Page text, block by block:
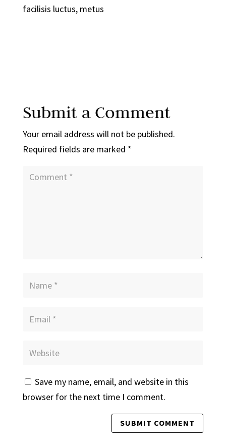
facilisis luctus, metus
Submit a Comment
Your email address will not be published.
Required fields are marked *
Save my name, email, and website in this
browser for the next time I comment.